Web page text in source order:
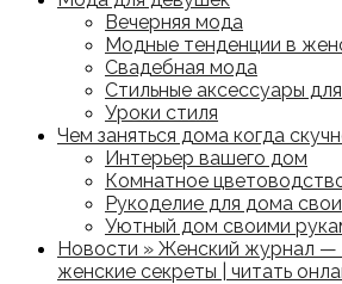
Вечерняя мода
Модные тенденции в
Свадебная мода
Стильные аксессуары
Уроки стиля
Чем заняться дома когда
Интерьер вашего дом
Комнатное
Рукоделие для дома
Уютный дом своими
Новости » Женский журнал —
женские секреты | читать